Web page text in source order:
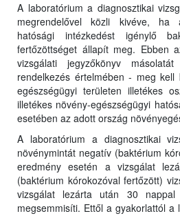
A laboratórium a diagnosztikai
megrendelővel közli kivéve, ha
hatósági intézkedést igénylő
fertőzöttséget állapít meg. Ebben
vizsgálati jegyzőkönyv
rendelkezés értelmében - meg kell
egészségügyi területen illetékes
illetékes növény-egészségügyi
esetében az adott ország
A laboratórium a diagnosztikai
növénymintát negatív (baktérium
eredmény esetén a vizsgálat
(baktérium kórokozóval fertőzött)
vizsgálat lezárta után 30 nappal
megsemmisíti. Ettől a gyakorlattól a